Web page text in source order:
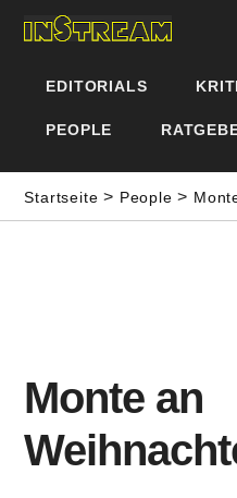
EDITORIALS
PEOPLE
Startseite > People >
Monte an